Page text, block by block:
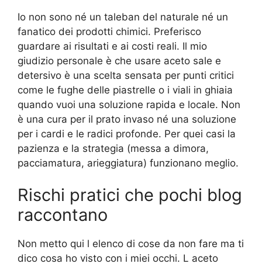
Io non sono né un taleban del naturale né un
fanatico dei prodotti chimici. Preferisco
guardare ai risultati e ai costi reali. Il mio
giudizio personale è che usare aceto sale e
detersivo è una scelta sensata per punti critici
come le fughe delle piastrelle o i viali in ghiaia
quando vuoi una soluzione rapida e locale. Non
è una cura per il prato invaso né una soluzione
per i cardi e le radici profonde. Per quei casi la
pazienza e la strategia (messa a dimora,
pacciamatura, arieggiatura) funzionano meglio.
Rischi pratici che pochi blog
raccontano
Non metto qui l elenco di cose da non fare ma ti
dico cosa ho visto con i miei occhi. L aceto